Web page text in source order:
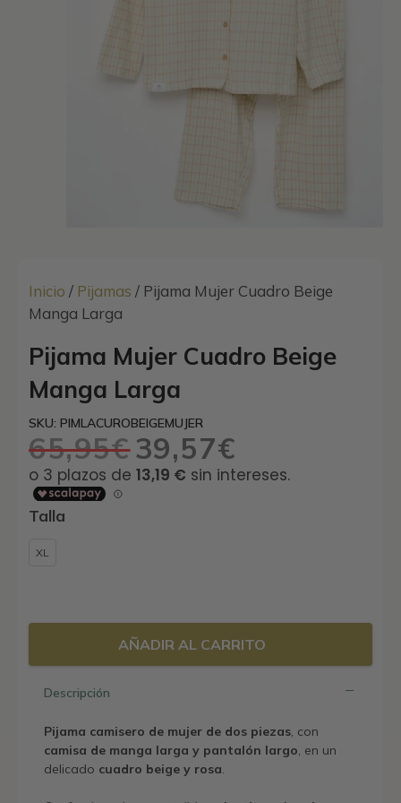
Inicio / Pijamas / Pijama Mujer Cuadro Beige
Manga Larga
Pijama Mujer Cuadro Beige
Manga Larga
SKU: PIMLACUROBEIGEMUJER
65,95€ El
precio
39,57€
Talla
XL
AÑADIR AL CARRITO
Descripción
Pijama camisero de mujer de dos piezas, con
camisa de manga larga y pantalón largo, en un
delicado cuadro beige y rosa.